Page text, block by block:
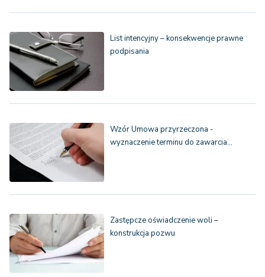
List intencyjny – konsekwencje prawne
podpisania
Wzór Umowa przyrzeczona -
wyznaczenie terminu do zawarcia…
Zastępcze oświadczenie woli –
konstrukcja pozwu